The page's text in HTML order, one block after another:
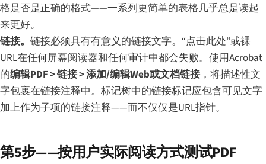
格是否是正确的格式——一系列更简单的表格几乎总是读起
来更好。
链接。 链接必须具有有意义的链接文字。“点击此处”或裸
URL在任何屏幕阅读器和任何审计中都会失败。使用Acrobat
的编辑PDF > 链接 > 添加/编辑Web或文档链接 ，将描述性文
字包裹在链接注释中。标记树中的链接标记应包含可见文字
加上作为子项的链接注释——而不仅仅是URL指针。
第5步——按用户实际阅读方式测试PDF